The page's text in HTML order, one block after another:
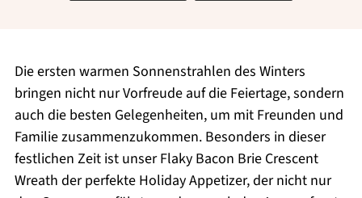
Die ersten warmen Sonnenstrahlen des Winters
bringen nicht nur Vorfreude auf die Feiertage, sondern
auch die besten Gelegenheiten, um mit Freunden und
Familie zusammenzukommen. Besonders in dieser
festlichen Zeit ist unser Flaky Bacon Brie Crescent
Wreath der perfekte Holiday Appetizer, der nicht nur